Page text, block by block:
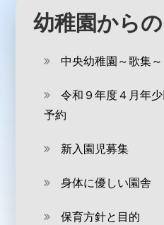
幼稚園から
中央幼稚園～歌集～
令和９年度４月年
予約
新入園児募集
身体に優しい園舎
保育方針と目的